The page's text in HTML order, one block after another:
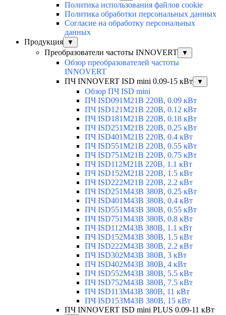
Политика использования файлов cookie
Политика обработки персональных данных
Согласие на обработку персональных
данных
Продукция
▼
Преобразователи частоты INNOVERT ▼
Обзор преобразователей частоты
INNOVERT
ПЧ INNOVERT ISD mini 0.09-15 кВт
▼
Обзор ПЧ ISD mini
ПЧ ISD091M21B 220В, 0.09 кВт
ПЧ ISD121M21B 220В, 0.12 кВт
ПЧ ISD181M21B 220В, 0.18 кВт
ПЧ ISD251M21B 220В, 0.25 кВт
ПЧ ISD401M21B 220В, 0.4 кВт
ПЧ ISD551M21B 220В, 0.55 кВт
ПЧ ISD751M21B 220В, 0.75 кВт
ПЧ ISD112M21B 220В, 1.1 кВт
ПЧ ISD152M21B 220В, 1.5 кВт
ПЧ ISD222M21B 220В, 2.2 кВт
ПЧ ISD251M43B 380В, 0.25 кВт
ПЧ ISD401M43B 380В, 0.4 кВт
ПЧ ISD551M43B 380В, 0.55 кВт
ПЧ ISD751M43B 380В, 0.8 кВт
ПЧ ISD112M43B 380В, 1.1 кВт
ПЧ ISD152M43B 380В, 1.5 кВт
ПЧ ISD222M43B 380В, 2.2 кВт
ПЧ ISD302M43B 380В, 3 кВт
ПЧ ISD402M43B 380В, 4 кВт
ПЧ ISD552M43B 380В, 5.5 кВт
ПЧ ISD752M43B 380В, 7.5 кВт
ПЧ ISD113M43B 380В, 11 кВт
ПЧ ISD153M43B 380В, 15 кВт
ПЧ INNOVERT ISD mini PLUS 0.09-11 кВт